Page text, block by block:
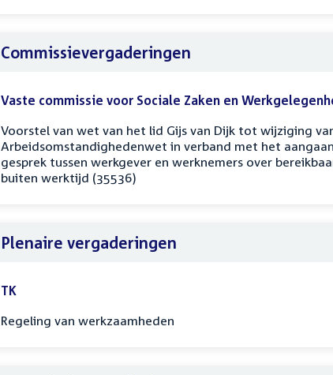
Commissievergaderingen
Vaste commissie voor Sociale Zaken en
Voorstel van wet van het lid Gijs van Dijk tot wijziging
Arbeidsomstandighedenwet in verband met het
gesprek tussen werkgever en werknemers over
buiten werktijd (35536)
Plenaire vergaderingen
TK
Regeling van werkzaamheden